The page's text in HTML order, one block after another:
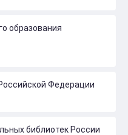
образования
Федерации
библиотек России